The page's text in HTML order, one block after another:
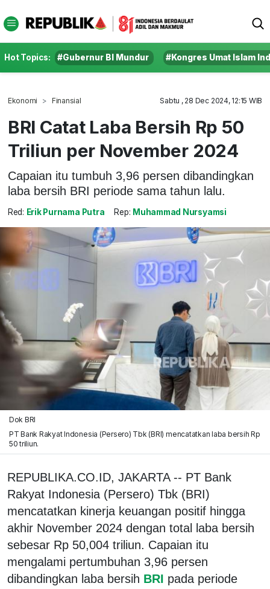
Hot Topics: #Gubernur BI Mundur #Kongres Umat Islam
Ekonomi Finansial Sabtu , 28 Dec 2024, 12:15 WIB
BRI Catat Laba Bersih Rp 50
Triliun per November 2024
Capaian itu tumbuh 3,96 persen dibandingkan
laba bersih BRI periode sama tahun lalu.
Red: Erik Purnama Putra Rep: Muhammad Nursyamsi
Dok BRI
PT Bank Rakyat Indonesia (Persero) Tbk (BRI) mencatatkan laba bersih Rp
50 triliun.
REPUBLIKA.CO.ID, JAKARTA -- PT Bank
Rakyat Indonesia (Persero) Tbk (BRI)
mencatatkan kinerja keuangan positif hingga
akhir November 2024 dengan total laba bersih
sebesar Rp 50,004 triliun. Capaian itu
mengalami pertumbuhan 3,96 persen
dibandingkan laba bersih BRI pada periode